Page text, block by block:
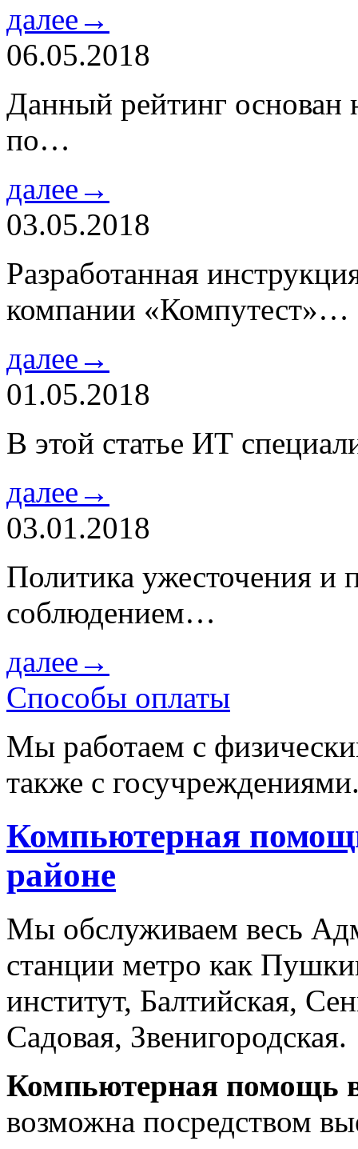
далее→
06.05.2018
Данный рейтинг основан
по…
далее→
03.05.2018
Разработанная
компании «Компутест»…
далее→
01.05.2018
В этой статье ИТ
далее→
03.01.2018
Политика ужесточения и
соблюдением…
далее→
Способы оплаты
Мы работаем с
также с
Компьютерная
районе
Мы обслуживаем весь
станции метро как
институт, Балтийская,
Садовая, Звенигородская.
Компьютерная помощь
возможна посредством